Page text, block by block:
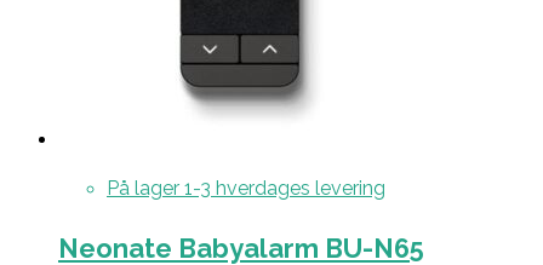
På lager 1-3 hverdages levering
Neonate Babyalarm BU-N65